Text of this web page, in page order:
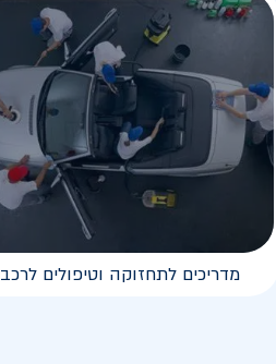
מדריכים לתחזוקה וטיפולים לרכב